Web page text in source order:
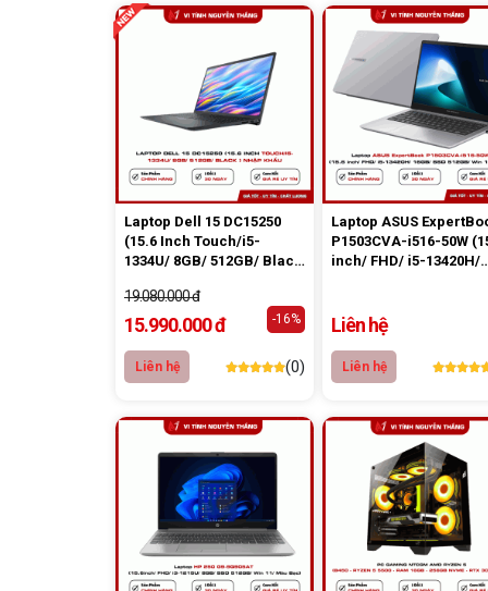
Laptop Dell 15 DC15250
(15.6 Inch Touch/i5-
1334U/ 8GB/ 512GB/ Black
19.080.000 đ
15.990.000 đ -16%
Liên hệ (0)
Laptop ASUS
P1503CVA-i516-50W
inch/ FHD/ i5-13420H/
Liên hệ
Liên hệ